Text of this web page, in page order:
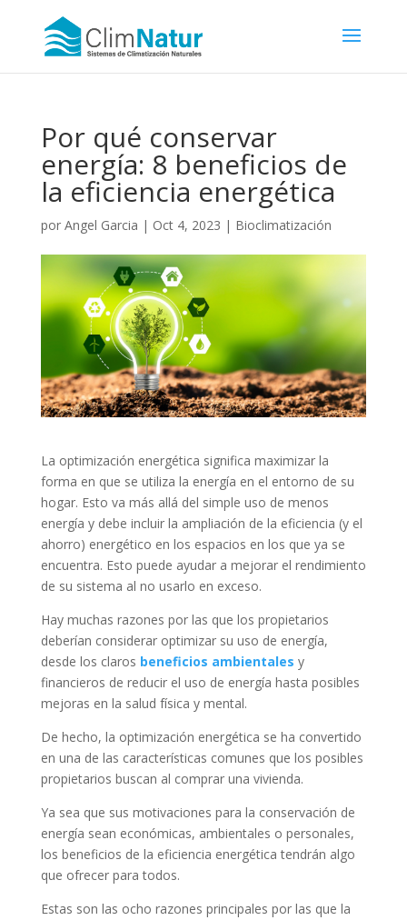
Por qué conservar
energía: 8 beneficios de
la eficiencia energética
por Angel Garcia | Oct 4, 2023 | Bioclimatización
La optimización energética significa maximizar la
forma en que se utiliza la energía en el entorno de su
hogar. Esto va más allá del simple uso de menos
energía y debe incluir la ampliación de la eficiencia (y el
ahorro) energético en los espacios en los que ya se
encuentra. Esto puede ayudar a mejorar el rendimiento
de su sistema al no usarlo en exceso.
Hay muchas razones por las que los propietarios
deberían considerar optimizar su uso de energía,
desde los claros beneficios ambientales y
financieros de reducir el uso de energía hasta posibles
mejoras en la salud física y mental.
De hecho, la optimización energética se ha convertido
en una de las características comunes que los posibles
propietarios buscan al comprar una vivienda.
Ya sea que sus motivaciones para la conservación de
energía sean económicas, ambientales o personales,
los beneficios de la eficiencia energética tendrán algo
que ofrecer para todos.
Estas son las ocho razones principales por las que la